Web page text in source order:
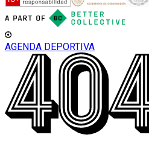
AGENDA DEPORTIVA